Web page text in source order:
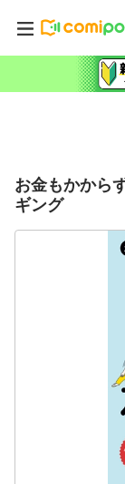
お金もかから
ギング